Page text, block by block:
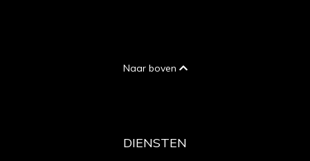
Naar boven
DIENSTEN